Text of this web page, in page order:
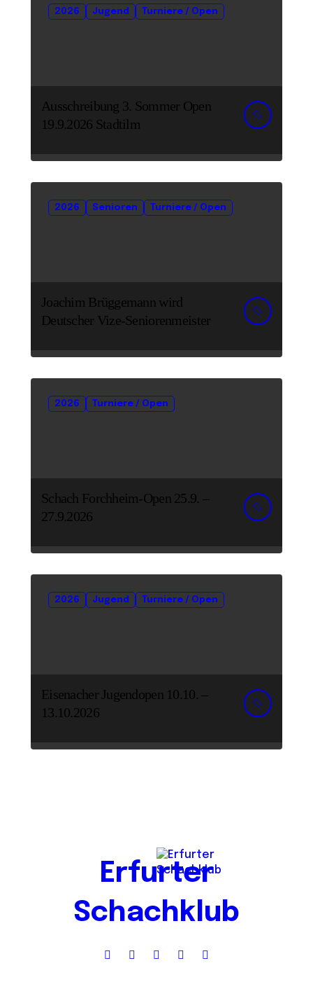
2026 Jugend Turniere / Open
Ausschreibung 3. Sommer Open
19.9.2026 Stadtilm
2026 Senioren Turniere / Open
Joachim Brüggemann wird
Deutscher Vize-Seniorenmeister
2026 Turniere / Open
Schach Forchheim-Open 25.9. –
27.9.2026
2026 Jugend Turniere / Open
Eisenacher Jugendopen 10.10. –
13.10.2026
Erfurter
Schachklub